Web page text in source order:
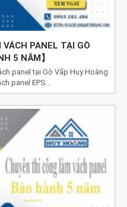
PANEL TẠI GÒ
5 NĂM】
panel tại Gò Vấp Huy Hoàng
panel EPS...